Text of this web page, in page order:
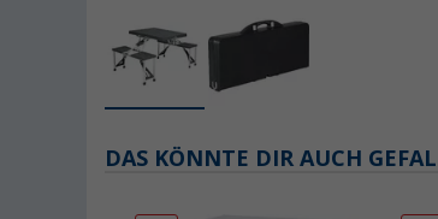
DAS KÖNNTE DIR AUCH